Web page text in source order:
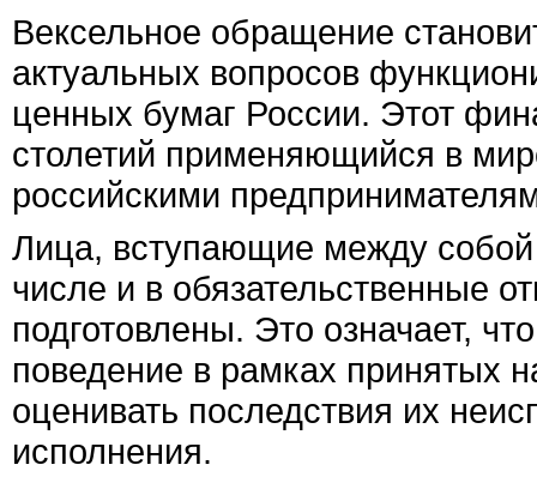
Вексельное обращение
актуальных вопросов
ценных бумаг России. Этот
столетий применяющийся в
российскими
Лица, вступающие между
числе и в обязательственные
подготовлены. Это означает,
поведение в рамках принятых
оценивать последствия их
исполнения.